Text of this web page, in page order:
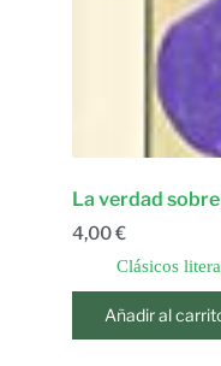
La verdad
4,00€
Clásicos
Añadir al